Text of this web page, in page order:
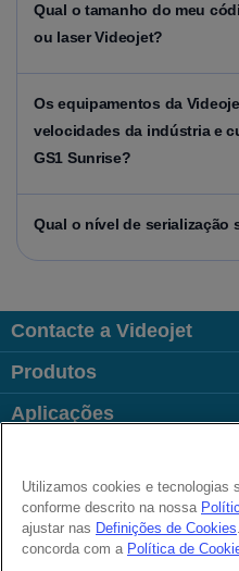
Qual o tamanho do meu
ou laser Videojet?
Os equipamentos da
velocidades da indústria e
GS1 Sunrise?
Qual o nível de serialização
Contacte a Videojet
Produtos
Aplicações
Links úteis
Follow us on:
Utilizamos cookies e tecnologias
conforme descrito na nossa
ajustar nas Definições de Cookies
concorda com a Política de